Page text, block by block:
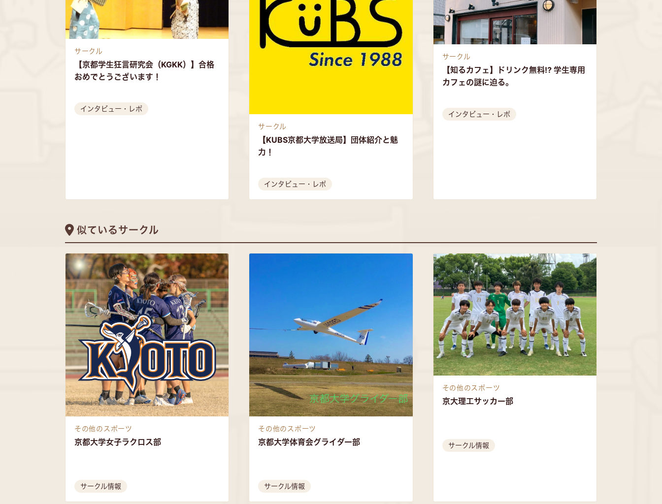
サークル
【京都学生狂言研究会（KGKK）】合格
おめでとうございます！
インタビュー・レポ
サークル
【KUBS京都大学放送局】団体紹介と魅
力！
インタビュー・レポ
サークル
【知るカフェ】ドリンク無料⁉︎ 学生専用
カフェの謎に迫る。
インタビュー・レポ
似ているサークル
その他のスポーツ
京都大学女子ラクロス部
サークル情報
その他のスポーツ
京都大学体育会グライダー部
サークル情報
その他のスポーツ
京大理工サッカー部
サークル情報